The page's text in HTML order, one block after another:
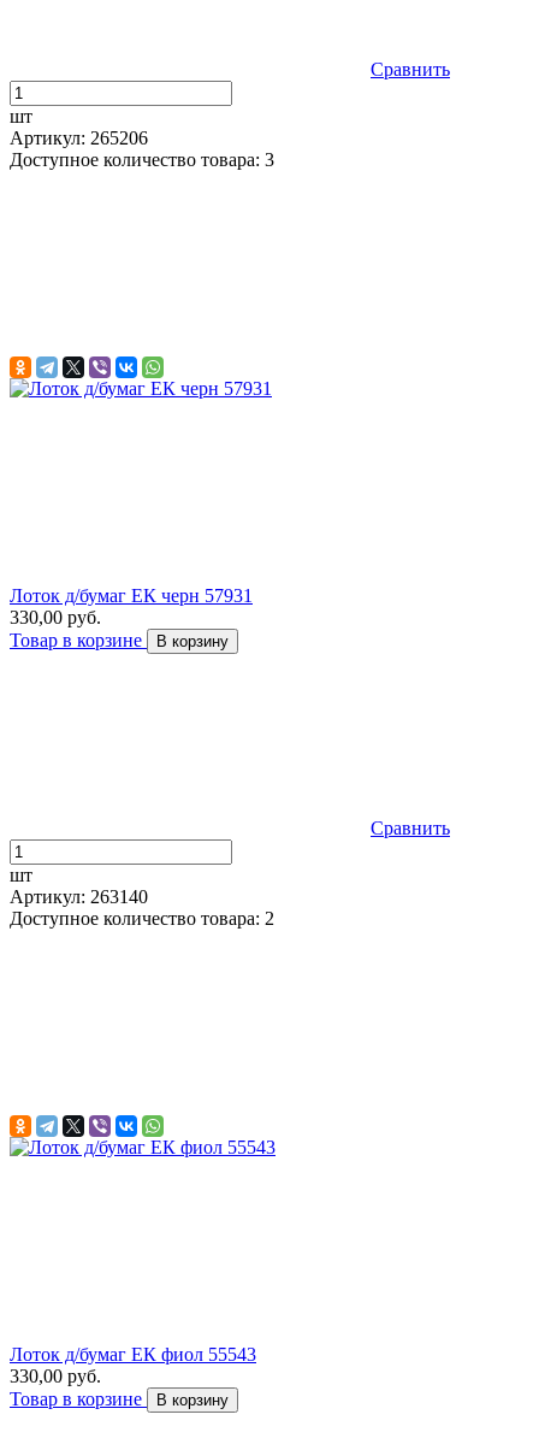
Сравнить
шт
Артикул: 265206
Доступное количество товара: 3
Лоток д/бумаг ЕК черн 57931
330,00 руб.
Товар в корзине
В корзину
Сравнить
шт
Артикул: 263140
Доступное количество товара: 2
Лоток д/бумаг ЕК фиол 55543
330,00 руб.
Товар в корзине
В корзину